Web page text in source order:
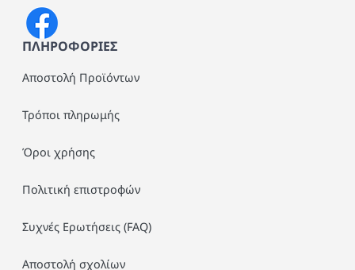
ΠΛΗΡΟΦΟΡΙΕΣ
Αποστολή Προϊόντων
Τρόποι πληρωμής
Όροι χρήσης
Πολιτική επιστροφών
Συχνές Ερωτήσεις (FAQ)
Αποστολή σχολίων